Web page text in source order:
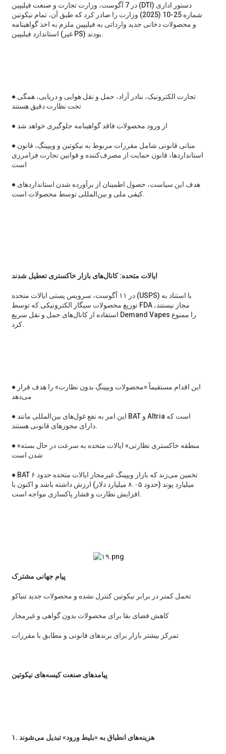
در 7 آگوست، وزارت تجارت و صنعت فیلیپین (DTI) دستور اداری
شماره 25-10 (2025) وزارت را صادر کرد که طبق آن، تمام نیکوتین
و محصولات دخانی جدید وارداتی به فیلیپین ملزم به اخذ گواهینامه
استاندارد فیلیپین (غیر PS) بودند.
● تجارت الکترونیک، بنادر آزاد، حمل و نقل هوایی و دریایی، همگی
تحت نظارت دقیق هستند
● از ورود محصولات فاقد گواهینامه جلوگیری خواهد شد
● مبانی قانونی شامل مقررات مربوط به نیکوتین و ویپینگ، قانون
استانداردها، قانون حمایت از مصرف‌کننده و قوانین تجارت فرامرزی
است
● هدف این سیاست، حصول اطمینان از برآورده شدن استانداردهای
کیفی ملی و بین‌المللی توسط محصولات است.
ایالات متحده: کانال‌های بازار خاکستری تعطیل شدند
در ۱۱ آگوست، سرویس پستی ایالات متحده (USPS) با استناد به
توزیع محصولات سیگار الکترونیکی که توسط FDA مجاز نیستند،
استفاده از کانال‌های حمل و نقل سریع Demand Vapes را ممنوع
کرد.
● این اقدام مستقیماً «محصولات ویپینگِ بدون نظارت» را هدف قرار
می‌دهد
● این امر به نفع غول‌های بین‌المللی مانند BAT و Altria است که
دارای مجوزهای قانونی هستند.
● «منطقه خاکستری نظارتی» ایالات متحده به سرعت در حال بسته
شدن است
● BAT تخمین می‌زند که بازار ویپینگ غیرمجاز ایالات متحده حدود ۶
میلیارد پوند (حدود ۸.۰۵ میلیارد دلار) ارزش داشته باشد و اکنون با
افزایش نظارت و فشار پاکسازی مواجه است.
پیام جهانی مشترک
تحمل کمتر در برابر نیکوتین کنترل نشده و محصولات جدید تنباکو
کاهش فضای بقا برای محصولات بدون گواهی و غیرمجاز
تمرکز بیشتر بازار برای برندهای قانونی و مطابق با مقررات
پیامدهای صنعت کیسه‌های نیکوتین
۱. هزینه‌های انطباق به «بلیط ورود» تبدیل می‌شوند